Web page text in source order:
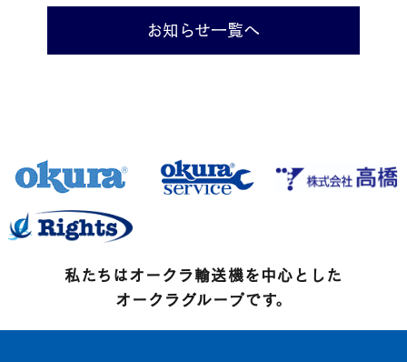
採用情報
お問い合わせ
個人情報保護方針
お知らせ一覧へ
私たちはオークラ輸送機を中心とした
オークラグループです。